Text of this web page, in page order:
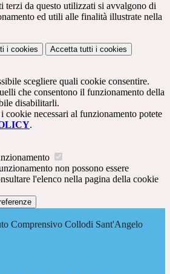
terzi da questo utilizzati si avvalgono di
ed utili alle finalità illustrate nella
i cookies Accetta tutti i cookies
scegliere quali cookie consentire.
che consentono il funzionamento della
disabilitarli.
cookie necessari al funzionamento potete
.
non possono essere
l'elenco nella pagina della cookie
Comprensivo Collodi Sant'Angelo